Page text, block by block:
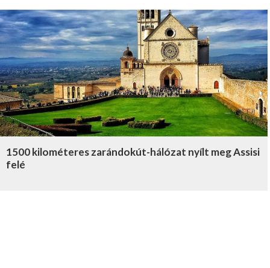
1500 kilométeres zarándokút-hálózat nyílt meg Assisi
felé